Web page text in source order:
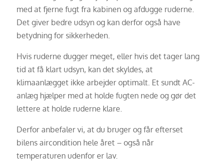
med at fjerne fugt fra kabinen og afdugge ruderne.
Det giver bedre udsyn og kan derfor også have
betydning for sikkerheden.
Hvis ruderne dugger meget, eller hvis det tager lang
tid at få klart udsyn, kan det skyldes, at
klimaanlægget ikke arbejder optimalt. Et sundt AC-
anlæg hjælper med at holde fugten nede og gør det
lettere at holde ruderne klare.
Derfor anbefaler vi, at du bruger og får efterset
bilens aircondition hele året – også når
temperaturen udenfor er lav.